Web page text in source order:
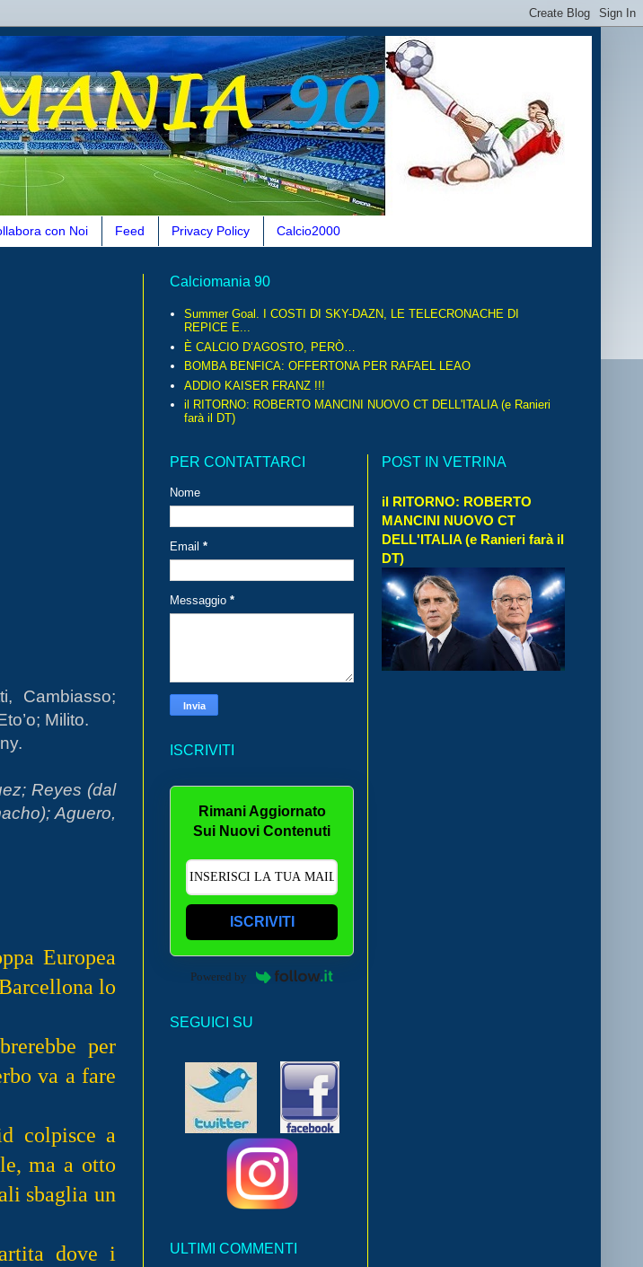
con Noi Feed Privacy Policy Calcio2000
Cambiasso;
Milito.
Reyes (dal
Aguero,
Europea
lo
per
va a fare
colpisce a
ma a otto
sbaglia un
dove i
Calciomania 90
Summer Goal. I COSTI DI SKY-DAZN, LE TELECRONACHE DI
REPICE E...
È CALCIO D’AGOSTO, PERÒ…
BOMBA BENFICA: OFFERTONA PER RAFAEL LEAO
ADDIO KAISER FRANZ !!!
il RITORNO: ROBERTO MANCINI NUOVO CT DELL'ITALIA (e Ranieri
farà il DT)
PER CONTATTARCI
Nome
Email *
Messaggio *
ISCRIVITI
Rimani Aggiornato
Sui Nuovi Contenuti
ISCRIVITI
Powered by
SEGUICI SU
ULTIMI COMMENTI
POST IN VETRINA
il RITORNO: ROBERTO
MANCINI NUOVO CT
DELL'ITALIA (e Ranieri farà il
DT)